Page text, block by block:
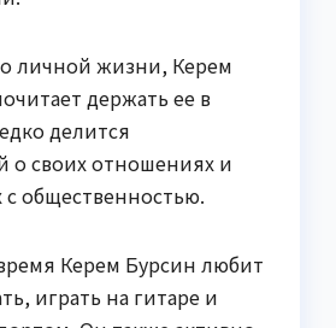
личной жизни, Керем
держать ее в
делится
о своих отношениях и
общественностью.
Керем Бурсин любит
играть на гитаре и